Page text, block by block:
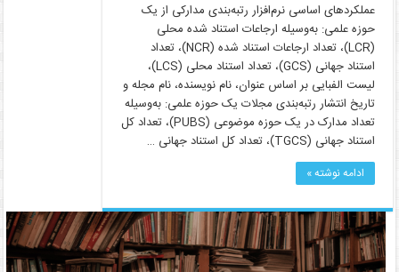
عملکردهای اساسی نرم‌افزار رتبه‌بندی مدارکی از یک
حوزه علمی: به‌وسیله ارجاعات استناد شده محلی
(LCR)، تعداد ارجاعات استناد شده (NCR)، تعداد
استناد جهانی (GCS)، تعداد استناد محلی (LCS)،
لیست الفبایی بر اساس عنوان، نام نویسنده، نام مجله و
تاریخ انتشار رتبه‌بندی مجلات یک حوزه علمی: به‌وسیله
تعداد مدارک در یک حوزه موضوعی (PUBS)، تعداد کل
استناد جهانی (TGCS)، تعداد کل استناد جهانی …
ادامه نوشته »